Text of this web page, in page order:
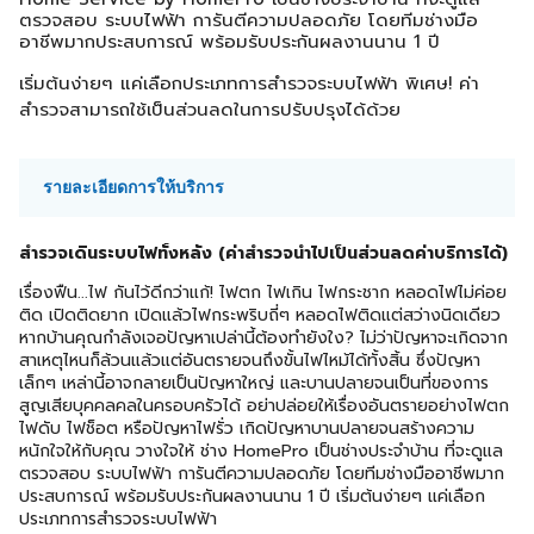
ตรวจสอบ ระบบไฟฟ้า การันตีความปลอดภัย โดยทีมช่างมือ
อาชีพมากประสบการณ์ พร้อมรับประกันผลงานนาน 1 ปี
เริ่มต้นง่ายๆ แค่เลือกประเภทการสำรวจระบบไฟฟ้า พิเศษ! ค่า
สำรวจสามารถใช้เป็นส่วนลดในการปรับปรุงได้ด้วย
รายละเอียดการให้บริการ
สำรวจเดินระบบไฟทั้งหลัง (ค่าสำรวจนำไปเป็นส่วนลดค่าบริการได้)
เรื่องฟืน...ไฟ กันไว้ดีกว่าแก้! ไฟตก ไฟเกิน ไฟกระชาก หลอดไฟไม่ค่อย
ติด เปิดติดยาก เปิดแล้วไฟกระพริบถี่ๆ หลอดไฟติดแต่สว่างนิดเดียว
หากบ้านคุณกำลังเจอปัญหาเปล่านี้ต้องทำยังใง? ไม่ว่าปัญหาจะเกิดจาก
สาเหตุไหนก็ล้วนแล้วแต่อันตรายจนถึงขั้นไฟไหม้ได้ทั้งสิ้น ซึ่งปัญหา
เล็กๆ เหล่านี้อาจกลายเป็นปัญหาใหญ่ และบานปลายจนเป็นที่ของการ
สูญเสียบุคคลคลในครอบครัวได้ อย่าปล่อยให้เรื่องอันตรายอย่างไฟตก
ไฟดับ ไฟช็อต หรือปัญหาไฟรั่ว เกิดปัญหาบานปลายจนสร้างความ
หนักใจให้กับคุณ วางใจให้ ช่าง HomePro เป็นช่างประจำบ้าน ที่จะดูแล
ตรวจสอบ ระบบไฟฟ้า การันตีความปลอดภัย โดยทีมช่างมืออาชีพมาก
ประสบการณ์ พร้อมรับประกันผลงานนาน 1 ปี เริ่มต้นง่ายๆ แค่เลือก
ประเภทการสำรวจระบบไฟฟ้า